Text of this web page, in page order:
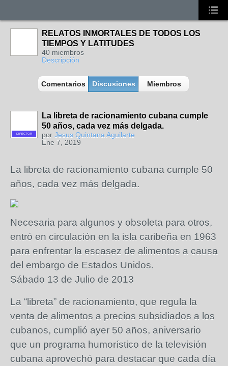
RELATOS INMORTALES DE TODOS LOS
TIEMPOS Y LATITUDES
40 miembros
Descripción
Comentarios Discusiones Miembros
DIRECTOR
La libreta de racionamiento cubana cumple
50 años, cada vez más delgada.
por Jesus Quintana Aguilarte
Ene 7, 2019
La libreta de racionamiento cubana cumple 50
años, cada vez más delgada.
Necesaria para algunos y obsoleta para otros,
entró en circulación en la isla caribeña en 1963
para enfrentar la escasez de alimentos a causa
del embargo de Estados Unidos.
Sábado 13 de Julio de 2013
La “libreta” de racionamiento, que regula la
venta de alimentos a precios subsidiados a los
cubanos, cumplió ayer 50 años, aniversario
que un programa humorístico de la televisión
cubana aprovechó para destacar que cada día